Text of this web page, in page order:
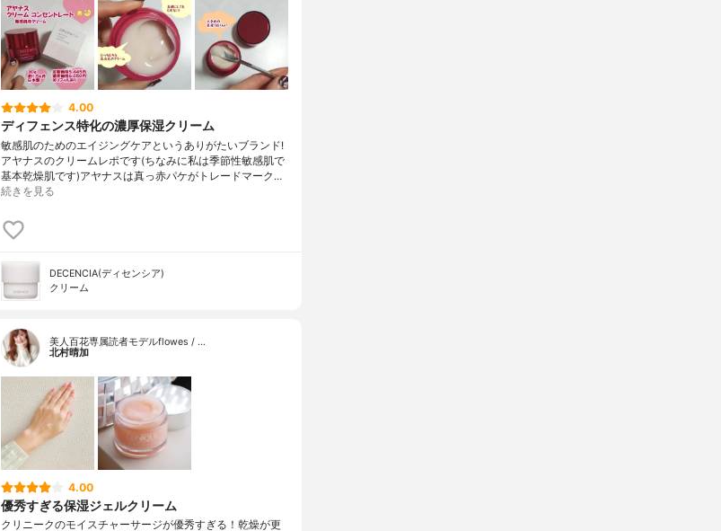
4.00
ディフェンス特化の濃厚保湿クリーム
敏感肌のためのエイジングケアというありがたいブランド!
アヤナスのクリームレポです(ちなみに私は季節性敏感肌で
基本乾燥肌です)アヤナスは真っ赤パケがトレードマーク…
続きを見る
DECENCIA(ディセンシア)
クリーム
美人百花専属読者モデルflowes / …
北村晴加
4.00
優秀すぎる保湿ジェルクリーム
クリニークのモイスチャーサージが優秀すぎる！乾燥が更